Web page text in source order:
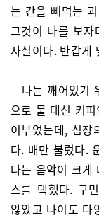
는 간을 빼먹는
그것이 나를 보
사실이다. 반갑게
나는 깨어있기
으로 물 대신 커
이부었는데, 심
다. 배만 불렀다.
다는 음악이 크게
스를 택했다. 구
않았고 나이도 다